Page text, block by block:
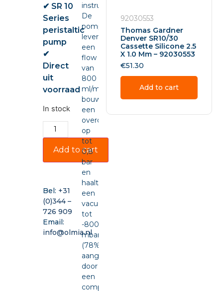
✔ SR 10
Series
peristaltic
pump
✔
Direct
uit
voorraad
In stock
Add to cart
Bel: +31
(0)344 –
726 909
Email:
info@olmia.nl
instrumentintegratie.
De
pomp
levert
een
flow
van
800
ml/min,
bouwt
een
overdruk
op
tot
0,8
bar
en
haalt
een
vacuüm
tot
-800
mbar
(78%),
aangedreven
door
een
compacte
92030553
Thomas Gardner
Denver SR10/30
Cassette Silicone 2.5
X 1.0 Mm – 92030553
€51.30
Add to cart